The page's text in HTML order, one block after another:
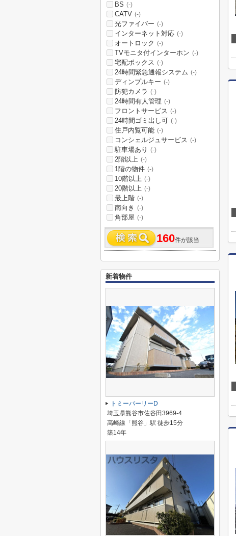
BS (-)
CATV (-)
光ファイバー (-)
インターネット対応 (-)
オートロック (-)
TVモニタ付インターホン (-)
宅配ボックス (-)
24時間緊急通報システム (-)
ディンプルキー (-)
防犯カメラ (-)
24時間有人管理 (-)
フロントサービス (-)
24時間ゴミ出し可 (-)
住戸内覧可能 (-)
コンシェルジュサービス (-)
駐車場あり (-)
2階以上 (-)
1階の物件 (-)
10階以上 (-)
20階以上 (-)
最上階 (-)
南向き (-)
角部屋 (-)
160件が該当
新着物件
トミーパーリーD
埼玉県熊谷市佐谷田3969-4
高崎線「熊谷」駅 徒歩15分
築14年